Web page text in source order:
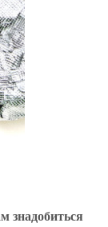
знадобиться